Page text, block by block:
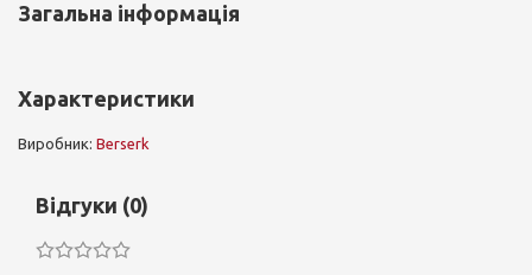
Загальна інформація
Характеристики
Виробник: Berserk
Відгуки (0)